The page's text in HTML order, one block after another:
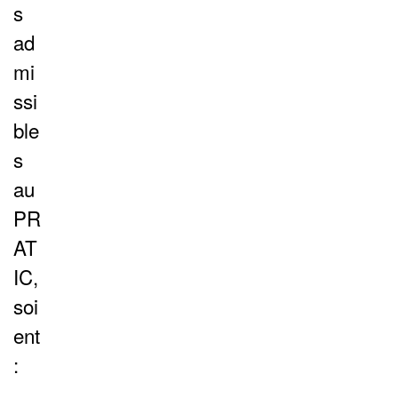
s
ad
mi
ssi
ble
s
au
PR
AT
IC,
soi
ent
: